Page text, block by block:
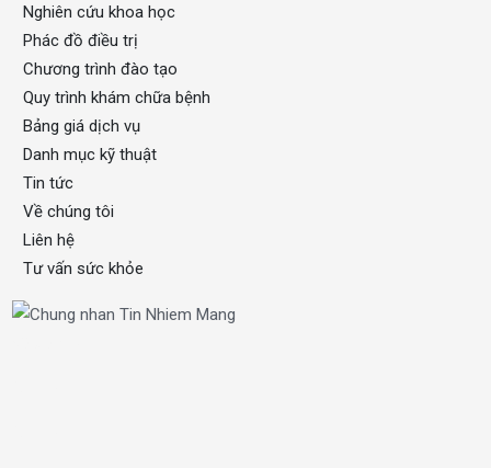
Nghiên cứu khoa học
Phác đồ điều trị
Chương trình đào tạo
Quy trình khám chữa bệnh
Bảng giá dịch vụ
Danh mục kỹ thuật
Tin tức
Về chúng tôi
Liên hệ
Tư vấn sức khỏe